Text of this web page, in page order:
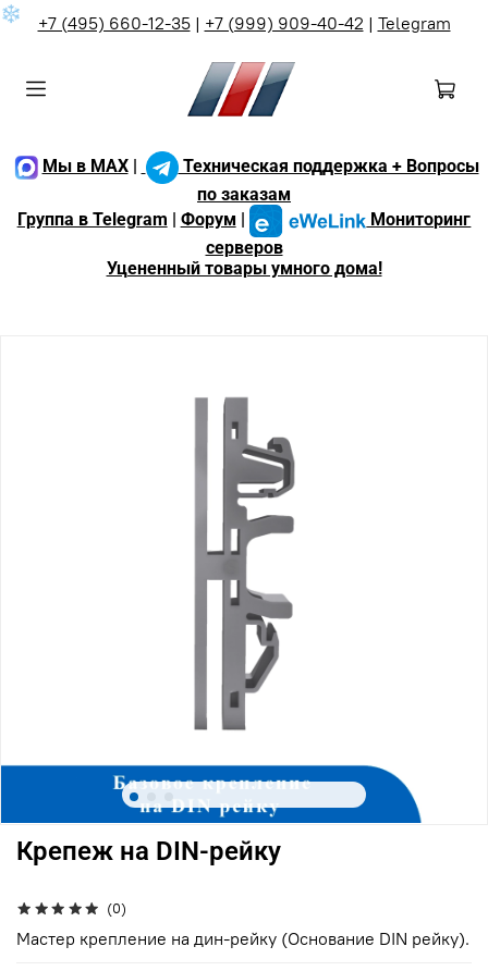
❄ +7 (495) 660-12-35| +7 (999) 909-40-42 | Telegram
Мы в MAX|
Техническая поддержка + Вопросы
по заказам
Группа в Telegram
Форум
Мониторинг
серверов
Уцененный товары умного дома!
(0)
Крепеж на DIN-рейку
Мастер крепление на дин-рейку (Основание DIN рейку).